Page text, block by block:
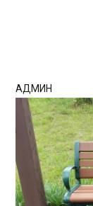
АДМИН